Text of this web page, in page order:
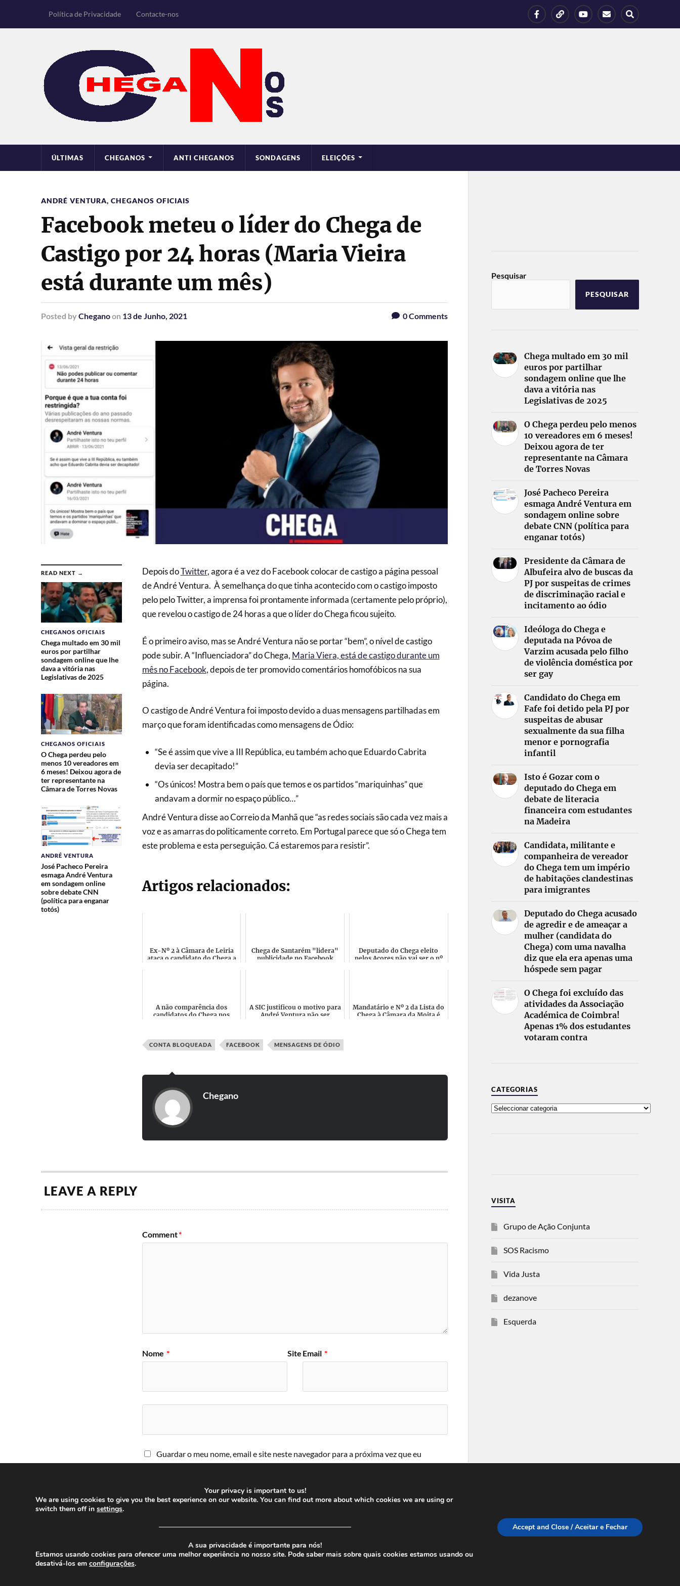
Política de Privacidade Contacte-nos
ÚLTIMAS CHEGANOS ANTI CHEGANOS SONDAGENS ELEIÇÕES
ANDRÉ VENTURA, CHEGANOS OFICIAIS
Facebook meteu o líder do Chega de
Castigo por 24 horas (Maria Vieira
está durante um mês)
Posted by Cheganoon 13 de Junho, 2021 0Comments
READ NEXT →
CHEGANOS OFICIAIS
Chega multado em 30 mil
euros por partilhar
sondagem online que lhe
dava a vitória nas
Legislativas de 2025
CHEGANOS OFICIAIS
O Chega perdeu pelo
menos 10 vereadores em
6 meses! Deixou agora de
ter representante na
Câmara de Torres Novas
ANDRÉ VENTURA
José Pacheco Pereira
esmaga André Ventura
em sondagem online
sobre debate CNN
(política para enganar
totós)
Depois doTwitter, agora é a vez do Facebook colocar de castigo a página pessoal
de André Ventura. À semelhança do que tinha acontecido com o castigo imposto
pelo pelo Twitter, a imprensa foi prontamente informada (certamente pelo próprio),
que revelou o castigo de 24 horas a que o líder do Chega ficou sujeito.
É o primeiro aviso, mas se André Ventura não se portar “bem”, o nível de castigo
pode subir. A “Influenciadora” do Chega, Maria Viera, está de castigo durante um
mês no Facebook, depois de ter promovido comentários homofóbicos na sua
página.
O castigo de André Ventura foi imposto devido a duas mensagens partilhadas em
março que foram identificadas como mensagens de Ódio:
“Se é assim que vive a III República, eu também acho que Eduardo Cabrita
devia ser decapitado!”
“Os únicos! Mostra bem o país que temos e os partidos “mariquinhas” que
andavam a dormir no espaço público…”
André Ventura disse ao Correio da Manhã que “as redes sociais são cada vez mais a
voz e as amarras do politicamente correto. Em Portugal parece que só o Chega tem
este problema e esta perseguição. Cá estaremos para resistir”.
Artigos relacionados:
Ex-Nº 2 à Câmara de Leiria
ataca o candidato do Chega a
Chega de Santarém "lidera"
publicidade no Facebook
Deputado do Chega eleito
pelos Açores não vai ser o nº
A não comparência dos
candidatos do Chega nos
quem n...
A SIC justificou o motivo para
André Ventura não ser
Mandatário e Nº 2 da Lista do
Chega à Câmara da Moita é
CONTA BLOQUEADA FACEBOOK MENSAGENS DE ÓDIO
Chegano
LEAVE A REPLY
Comment*
Nome * Email *
Site
Guardar o meu nome, email e site neste navegador para a próxima vez que eu
comentar.
Pesquisar
PESQUISAR
Chega multado em 30 mil
euros por partilhar
sondagem online que lhe
dava a vitória nas
Legislativas de 2025
O Chega perdeu pelo menos
10 vereadores em 6 meses!
Deixou agora de ter
representante na Câmara
de Torres Novas
José Pacheco Pereira
esmaga André Ventura em
sondagem online sobre
debate CNN (política para
enganar totós)
Presidente da Câmara de
Albufeira alvo de buscas da
PJ por suspeitas de crimes
de discriminação racial e
incitamento ao ódio
Ideóloga do Chega e
deputada na Póvoa de
Varzim acusada pelo filho
de violência doméstica por
ser gay
Candidato do Chega em
Fafe foi detido pela PJ por
suspeitas de abusar
sexualmente da sua filha
menor e pornografia
infantil
Isto é Gozar com o
deputado do Chega em
debate de literacia
financeira com estudantes
na Madeira
Candidata, militante e
companheira de vereador
do Chega tem um império
de habitações clandestinas
para imigrantes
Deputado do Chega acusado
de agredir e de ameaçar a
mulher (candidata do
Chega) com uma navalha
diz que ela era apenas uma
hóspede sem pagar
O Chega foi excluído das
atividades da Associação
Académica de Coimbra!
Apenas 1% dos estudantes
votaram contra
CATEGORIAS
VISITA
Grupo de Ação Conjunta
SOS Racismo
Vida Justa
dezanove
Esquerda
© 2026CHEGANOS
Your privacy is important to us!
We are using cookies to give you the best experience on our website. You can find out more about which cookies we are using or
switch them off in settings.
──────────────────────────────────────
A sua privacidade é importante para nós!
Estamos usando cookies para oferecer uma melhor experiência no nosso site. Pode saber mais sobre quais cookies estamos usando ou
desativá-los em configurações.
Accept and Close / Aceitar e Fechar